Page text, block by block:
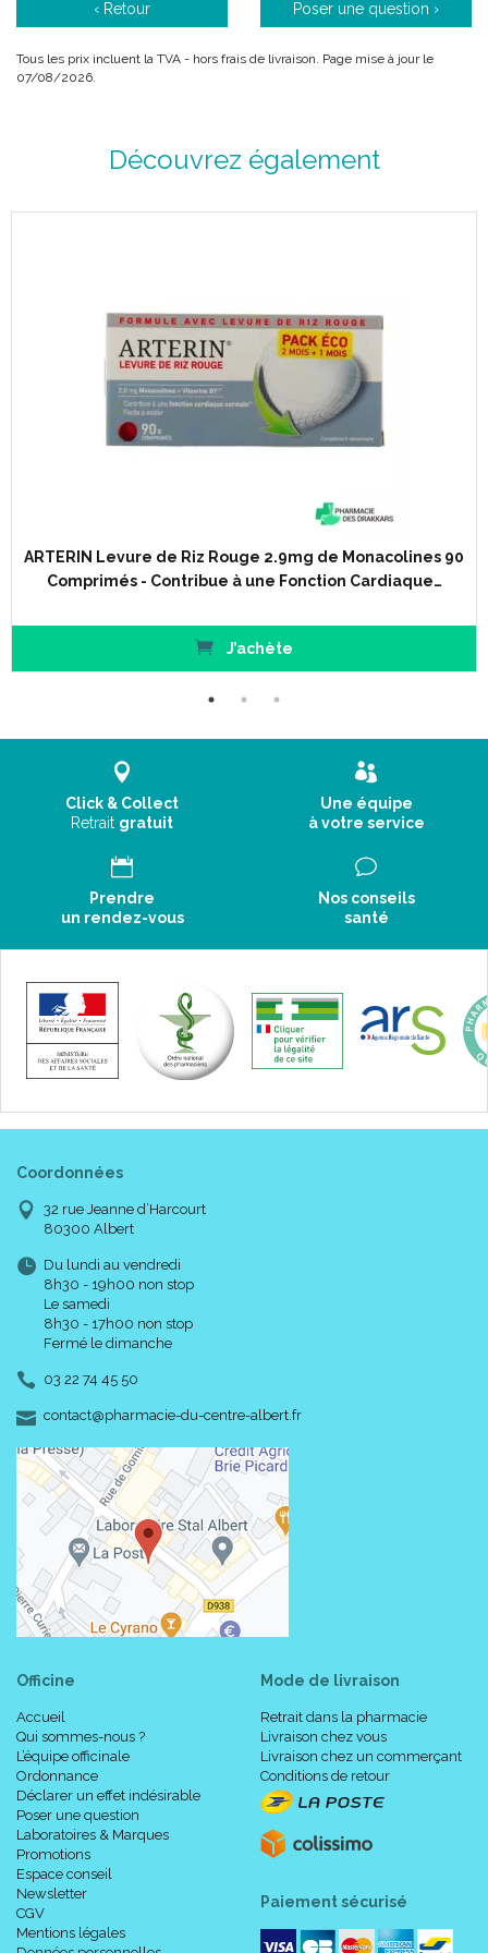
Code EAN : 3578835503791
‹ Retour Poser une question ›
Tous les prix incluent la TVA - hors frais de livraison. Page mise à jour le
07/08/2026.
Découvrez également
ARTERIN Levure de Riz Rouge 2.9mg de Monacolines 90
Comprimés - Contribue à une Fonction Cardiaque…
J’achète
Click & Collect
Retrait gratuit
Une équipe
à votre service
Prendre
un rendez-vous
Nos conseils
santé
Coordonnées
32 rue Jeanne d’Harcourt
80300 Albert
Du lundi au vendredi
8h30 - 19h00 non stop
Le samedi
8h30 - 17h00 non stop
Fermé le dimanche
03 22 74 45 50
contact-
@-
pharmacie-du-centre-albert.fr
Officine
Accueil
Qui sommes-nous ?
L’équipe officinale
Ordonnance
Déclarer un effet indésirable
Poser une question
Laboratoires & Marques
Promotions
Espace conseil
Newsletter
CGV
Mentions légales
Mode de livraison
Retrait dans la pharmacie
Livraison chez vous
Livraison chez un commerçant
Conditions de retour
Paiement sécurisé